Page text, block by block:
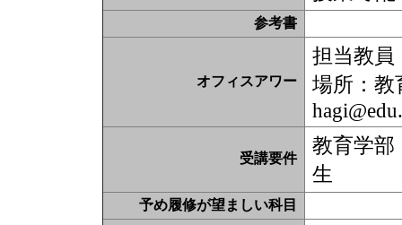
参考書
オフィスアワー
担当教員
場所：教
受講要件
教育学
生
予め履修が望ましい科目